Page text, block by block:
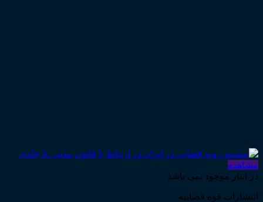
مشاهده
در انبار موجود نمی باشد
انتشارات قوه قضاییه